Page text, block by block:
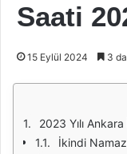
Saati
15 Eylül 2024 3
2023 Yılı
İkindi